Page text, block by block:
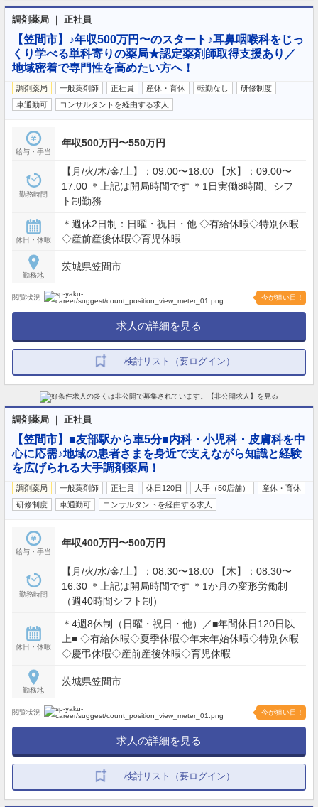
調剤薬局 ｜ 正社員
【笠間市】♪年収500万円〜のスタート♪耳鼻咽喉科をじっ
くり学べる単科寄りの薬局★認定薬剤師取得支援あり／
地域密着で専門性を高めたい方へ！
調剤薬局 一般薬剤師 正社員 産休・育休 転勤なし
研修制度
車通勤可
コンサルタントを経由する求人
給与・手当
年収500万円〜550万円
勤務時間
【月/火/木/金/土】：09:00〜18:00 【水】：09:00〜
17:00 ＊上記は開局時間です ＊1日実働8時間、シフ
ト制勤務
休日・休暇
＊週休2日制：日曜・祝日・他 ◇有給休暇◇特別休暇
◇産前産後休暇◇育児休暇
勤務地
茨城県笠間市
閲覧状況 今が狙い目！
求人の詳細を見る
検討リスト（要ログイン）
調剤薬局 ｜ 正社員
【笠間市】■友部駅から車5分■内科・小児科・皮膚科を中
心に応需♪地域の患者さまを身近で支えながら知識と経験
を広げられる大手調剤薬局！
調剤薬局 一般薬剤師 正社員 休日120日 大手（50店舗）
産休・育休
研修制度
車通勤可 コンサルタントを経由する求人
給与・手当
年収400万円〜500万円
勤務時間
【月/火/水/金/土】：08:30〜18:00 【木】：08:30〜
16:30 ＊上記は開局時間です ＊1か月の変形労働制
（週40時間シフト制）
休日・休暇
＊4週8休制（日曜・祝日・他）／■年間休日120日以
上■ ◇有給休暇◇夏季休暇◇年末年始休暇◇特別休暇
◇慶弔休暇◇産前産後休暇◇育児休暇
勤務地
茨城県笠間市
閲覧状況 今が狙い目！
求人の詳細を見る
検討リスト（要ログイン）